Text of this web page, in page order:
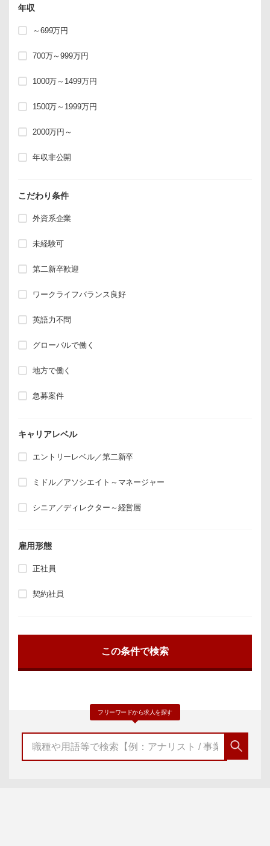
年収
～699万円
700万～999万円
1000万～1499万円
1500万～1999万円
2000万円～
年収非公開
こだわり条件
外資系企業
未経験可
第二新卒歓迎
ワークライフバランス良好
英語力不問
グローバルで働く
地方で働く
急募案件
キャリアレベル
エントリーレベル／第二新卒
ミドル／アソシエイト～マネージャー
シニア／ディレクター～経営層
雇用形態
正社員
契約社員
フリーワードから求人を探す